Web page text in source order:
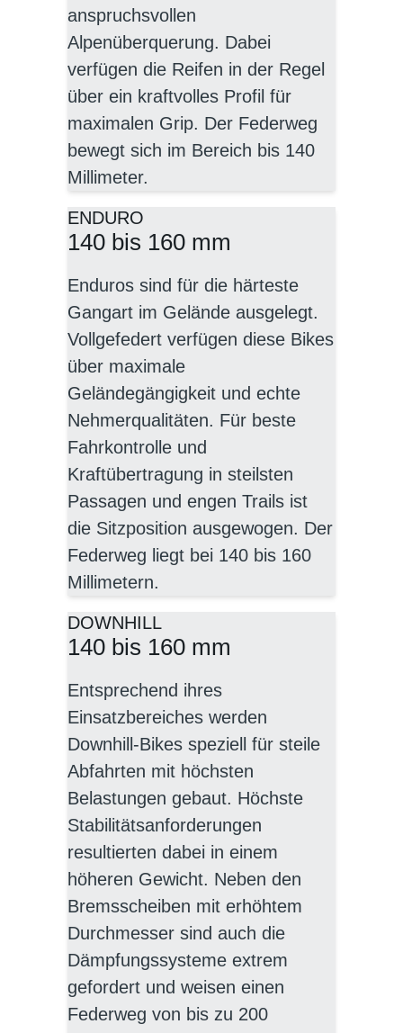
anspruchsvollen
Alpenüberquerung. Dabei
verfügen die Reifen in der Regel
über ein kraftvolles Profil für
maximalen Grip. Der Federweg
bewegt sich im Bereich bis 140
Millimeter.
ENDURO
140 bis 160 mm
Enduros sind für die härteste
Gangart im Gelände ausgelegt.
Vollgefedert verfügen diese Bikes
über maximale
Geländegängigkeit und echte
Nehmerqualitäten. Für beste
Fahrkontrolle und
Kraftübertragung in steilsten
Passagen und engen Trails ist
die Sitzposition ausgewogen. Der
Federweg liegt bei 140 bis 160
Millimetern.
DOWNHILL
140 bis 160 mm
Entsprechend ihres
Einsatzbereiches werden
Downhill-Bikes speziell für steile
Abfahrten mit höchsten
Belastungen gebaut. Höchste
Stabilitätsanforderungen
resultierten dabei in einem
höheren Gewicht. Neben den
Bremsscheiben mit erhöhtem
Durchmesser sind auch die
Dämpfungssysteme extrem
gefordert und weisen einen
Federweg von bis zu 200